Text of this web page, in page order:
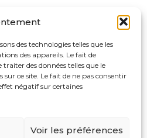
des technologies telles que les
des appareils. Le fait de
des données telles que le
ce site. Le fait de ne pas consentir
négatif sur certaines
Voir les préférences